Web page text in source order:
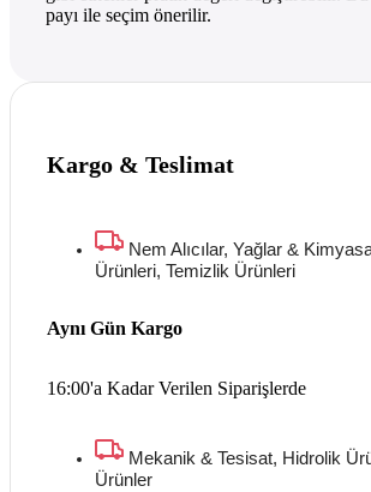
payı ile seçim önerilir.
Kargo & Teslimat
Nem Alıcılar, Yağlar &
Ürünleri, Temizlik Ürünleri
16:00'a Kadar Verilen Siparişlerde
Aynı Gün Kargo
Mekanik & Tesisat, Hidrolik
Ürünler